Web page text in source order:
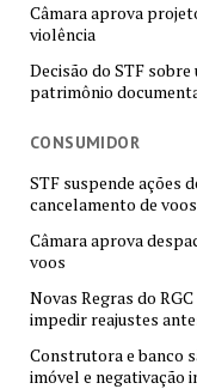
Câmara aprova
violência
Decisão do STF
patrimônio
CONSUMIDOR
STF suspende ações
cancelamento de voos
Câmara aprova
voos
Novas Regras do
impedir reajustes
Construtora e banco
imóvel e negativação